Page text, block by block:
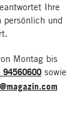
Ihre
persönlich und
Montag bis
94560600 sowie